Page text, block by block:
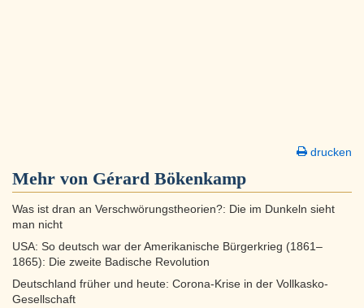
drucken
Mehr von Gérard Bökenkamp
Was ist dran an Verschwörungstheorien?: Die im Dunkeln sieht
man nicht
USA: So deutsch war der Amerikanische Bürgerkrieg (1861–
1865): Die zweite Badische Revolution
Deutschland früher und heute: Corona-Krise in der Vollkasko-
Gesellschaft